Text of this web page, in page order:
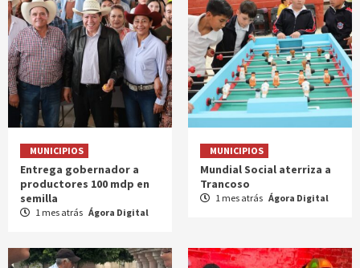
MUNICIPIOS
Entrega gobernador a
productores 100 mdp en
semilla
1 mes atrás Ágora Digital
MUNICIPIOS
Mundial Social aterriza a
Trancoso
1 mes atrás Ágora Digital